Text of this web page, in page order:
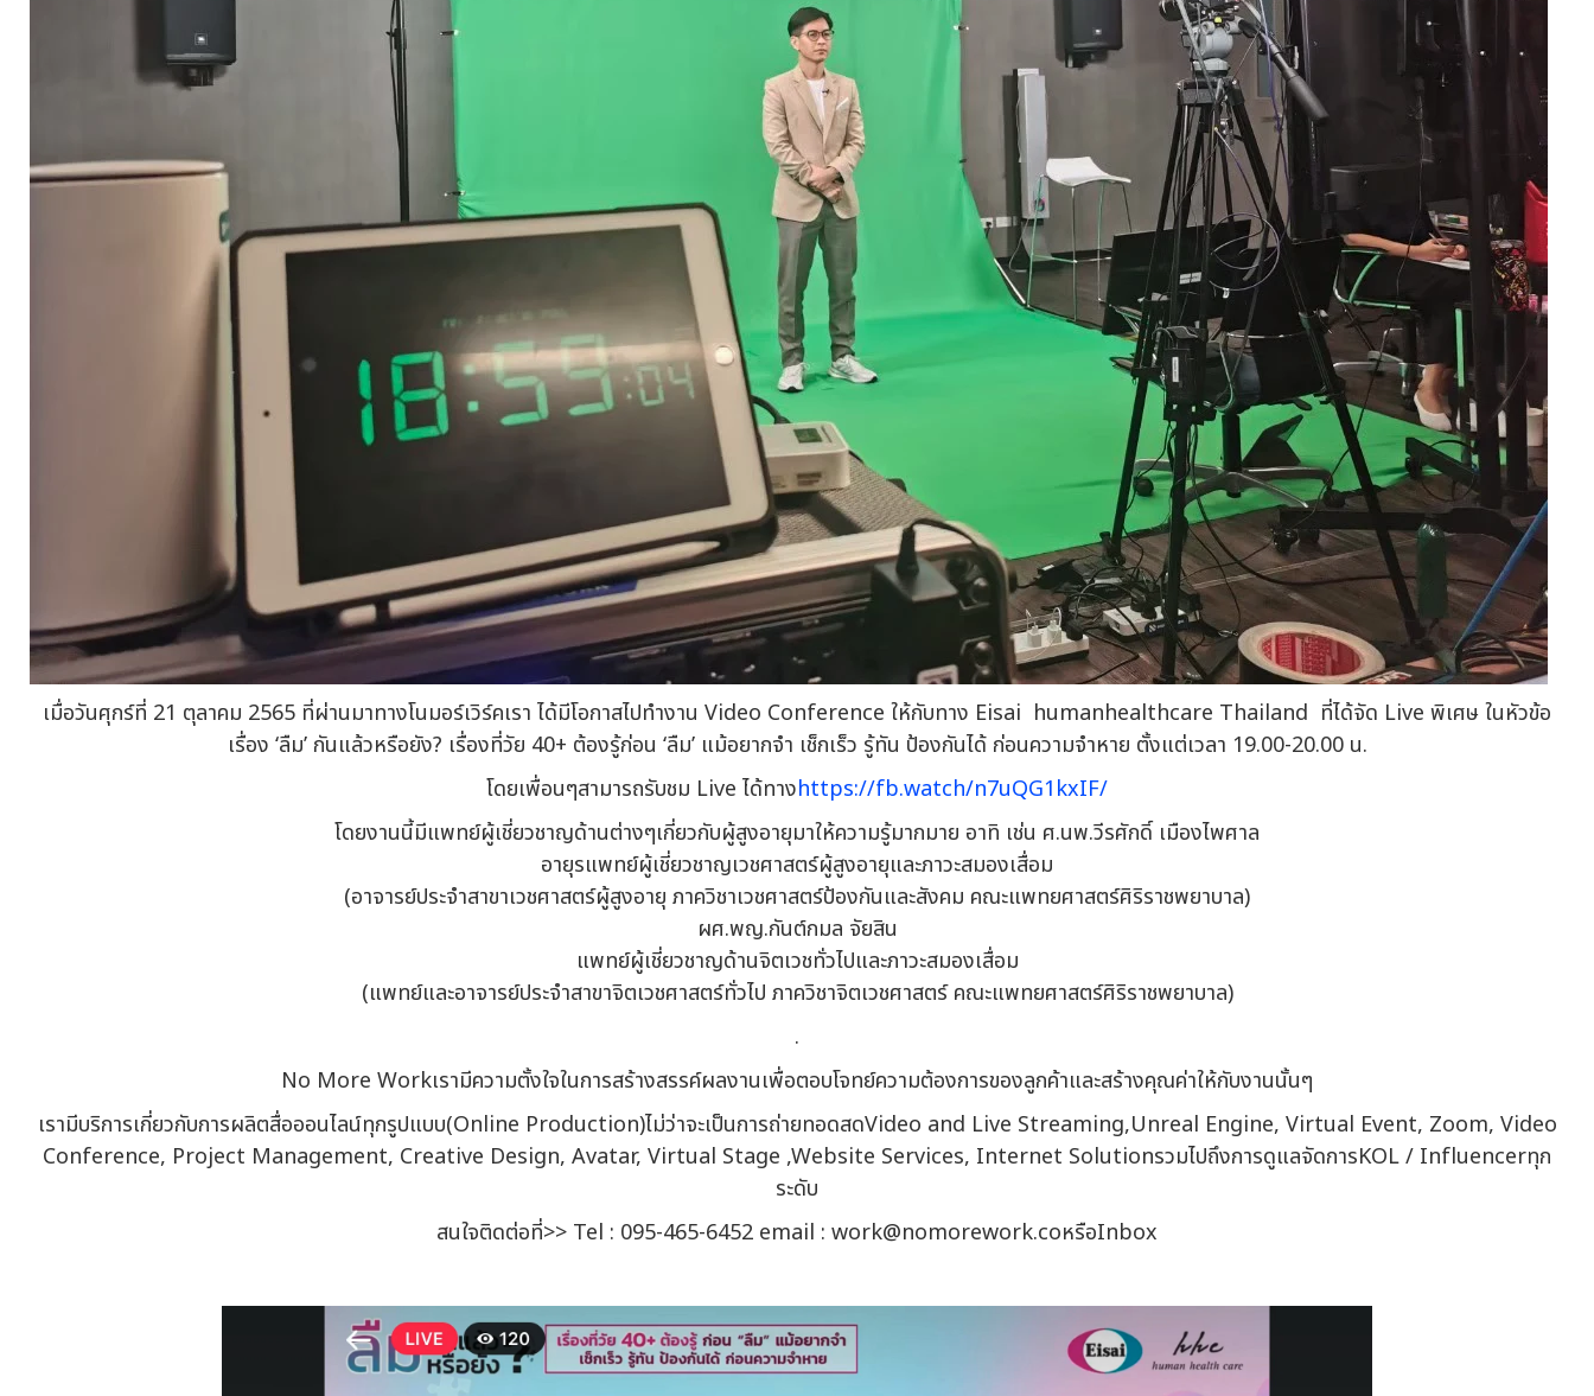
เมื่อวันศุกร์ที่ 21 ตุลาคม 2565 ที่ผ่านมาทางโนมอร์เวิร์คเรา ได้มีโอกาสไปทำงาน Video Conference ให้กับทาง Eisai humanhealthcare Thailand ที่ได้จัด Live พิเศษ ในหัวข้อ
เรื่อง ‘​ลืม’ กันแล้วหรือยัง? เรื่องที่วัย 40+ ต้องรู้ก่อน ‘ลืม’ แม้อยากจำ เช็กเร็ว รู้ทัน ป้องกันได้ ก่อนความจำหาย ตั้งแต่เวลา 19.00-20.00 น.
โดยเพื่อนๆสามารถรับชม Live ได้ทางhttps://fb.watch/n7uQG1kxIF/
โดยงานนี้มีแพทย์ผู้เชี่ยวชาญด้านต่างๆเกี่ยวกับผู้สูงอายุมาให้ความรู้มากมาย อาทิ เช่น ศ.นพ.วีรศักดิ์ เมืองไพศาล
อายุรแพทย์ผู้เชี่ยวชาญเวชศาสตร์ผู้สูงอายุและภาวะสมองเสื่อม
(อาจารย์ประจำสาขาเวชศาสตร์ผู้สูงอายุ ภาควิชาเวชศาสตร์ป้องกันและสังคม คณะแพทยศาสตร์ศิริราชพยาบาล)
ผศ.พญ.กันต์กมล จัยสิน
แพทย์ผู้เชี่ยวชาญด้านจิตเวชทั่วไปและภาวะสมองเสื่อม
(แพทย์และอาจารย์ประจำสาขาจิตเวชศาสตร์ทั่วไป ภาควิชาจิตเวชศาสตร์ คณะแพทยศาสตร์ศิริราชพยาบาล)
.
No More Workเรามีความตั้งใจในการสร้างสรรค์ผลงานเพื่อตอบโจทย์ความต้องการของลูกค้าและสร้างคุณค่าให้กับงานนั้นๆ
เรามีบริการเกี่ยวกับการผลิตสื่อออนไลน์ทุกรูปแบบ(Online Production)ไม่ว่าจะเป็นการถ่ายทอดสดVideo and Live Streaming,Unreal Engine, Virtual Event, Zoom, Video
Conference, Project Management, Creative Design, Avatar, Virtual Stage ,Website Services, Internet SolutionรวมไปถึงการดูแลจัดการKOL / Influencerทุก
ระดับ
สนใจติดต่อที่>> Tel : 095-465-6452 email : work@nomorework.coหรือInbox